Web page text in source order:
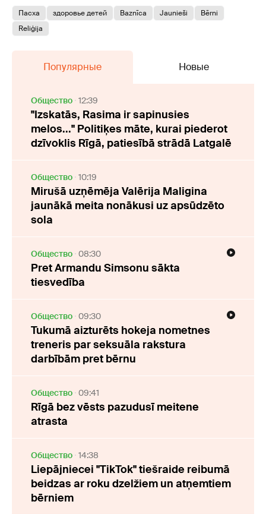
Пасха здоровье детей Baznīca Jaunieši
Bērni
Reliģija
Популярные Новые
Oбщество 12:39
"Izskatās, Rasima ir sapinusies
melos..." Politiķes māte, kurai piederot
dzīvoklis Rīgā, patiesībā strādā Latgalē
Oбщество 10:19
Mirušā uzņēmēja Valērija Maligina
jaunākā meita nonākusi uz apsūdzēto
sola
Oбщество 08:30
Pret Armandu Simsonu sākta
tiesvedība
Oбщество 09:30
Tukumā aizturēts hokeja nometnes
treneris par seksuāla rakstura
darbībām pret bērnu
Oбщество 09:41
Rīgā bez vēsts pazudusī meitene
atrasta
Oбщество 14:38
Liepājniecei "TikTok" tiešraide reibumā
beidzas ar roku dzelžiem un atņemtiem
bērniem